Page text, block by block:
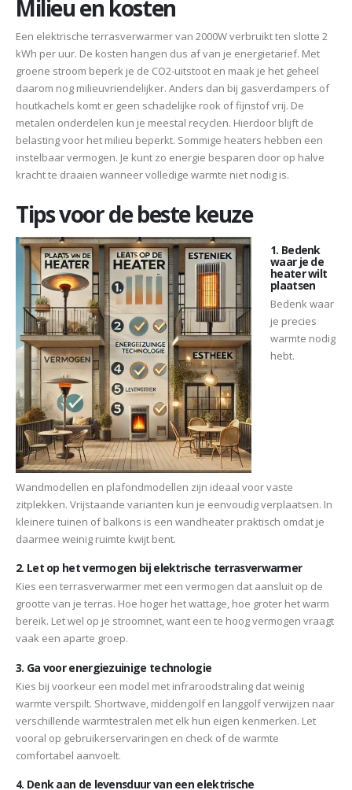
Milieu en kosten
Een elektrische terrasverwarmer van 2000W verbruikt ten slotte 2
kWh per uur. De kosten hangen dus af van je energietarief. Met
groene stroom beperk je de CO2-uitstoot en maak je het geheel
daarom nog milieuvriendelijker. Anders dan bij gasverdampers of
houtkachels komt er geen schadelijke rook of fijnstof vrij. De
metalen onderdelen kun je meestal recyclen. Hierdoor blijft de
belasting voor het milieu beperkt. Sommige heaters hebben een
instelbaar vermogen. Je kunt zo energie besparen door op halve
kracht te draaien wanneer volledige warmte niet nodig is.
Tips voor de beste keuze
1. Bedenk
waar je de
heater wilt
plaatsen
Bedenk waar
je precies
warmte nodig
hebt.
Wandmodellen en plafondmodellen zijn ideaal voor vaste
zitplekken. Vrijstaande varianten kun je eenvoudig verplaatsen. In
kleinere tuinen of balkons is een wandheater praktisch omdat je
daarmee weinig ruimte kwijt bent.
2. Let op het vermogen bij elektrische terrasverwarmer
Kies een terrasverwarmer met een vermogen dat aansluit op de
grootte van je terras. Hoe hoger het wattage, hoe groter het warm
bereik. Let wel op je stroomnet, want een te hoog vermogen vraagt
vaak een aparte groep.
3. Ga voor energiezuinige technologie
Kies bij voorkeur een model met infraroodstraling dat weinig
warmte verspilt. Shortwave, middengolf en langgolf verwijzen naar
verschillende warmtestralen met elk hun eigen kenmerken. Let
vooral op gebruikerservaringen en check of de warmte
comfortabel aanvoelt.
4. Denk aan de levensduur van een elektrische